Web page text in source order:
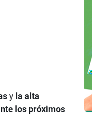
y la alta
los próximos